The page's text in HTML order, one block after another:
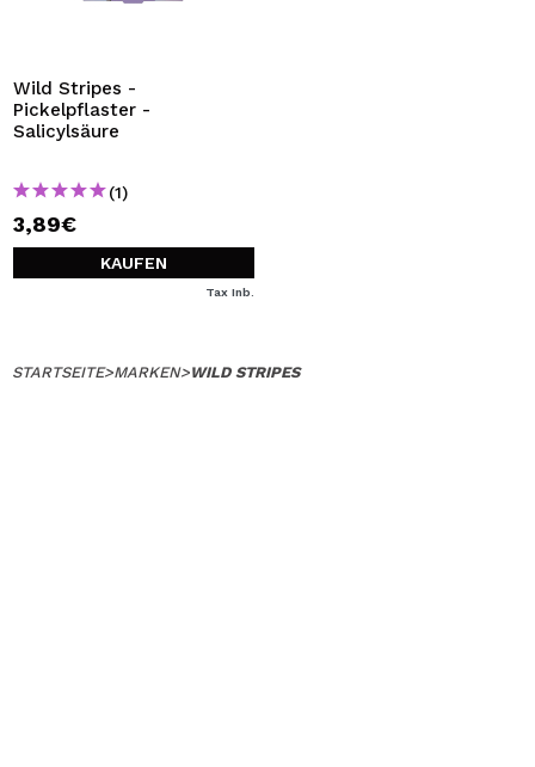
Wild Stripes -
Pickelpflaster -
Salicylsäure
(1)
3,89€
KAUFEN
Tax Inb.
STARTSEITE>MARKEN>WILD STRIPES